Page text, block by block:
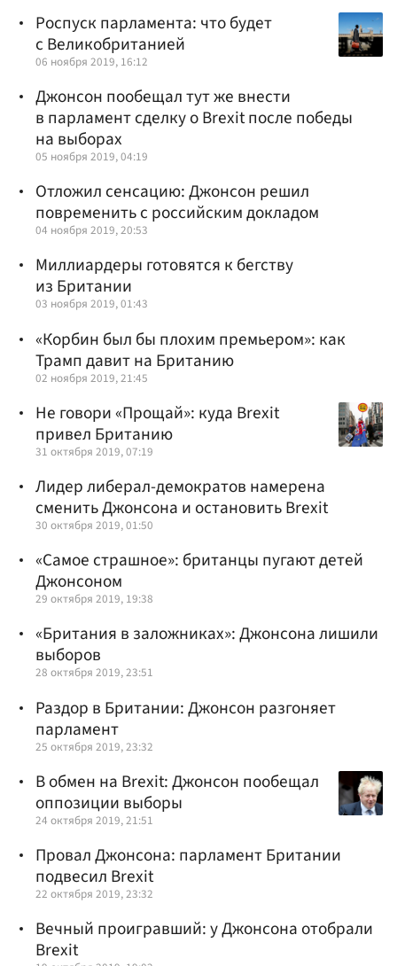
Роспуск парламента: что будет
с Великобританией
06 ноября 2019, 16:12
Джонсон пообещал тут же внести
в парламент сделку о Brexit после победы
на выборах
05 ноября 2019, 04:19
Отложил сенсацию: Джонсон решил
повременить с российским докладом
04 ноября 2019, 20:53
Миллиардеры готовятся к бегству
из Британии
03 ноября 2019, 01:43
«Корбин был бы плохим премьером»: как
Трамп давит на Британию
02 ноября 2019, 21:45
Не говори «Прощай»: куда Brexit
привел Британию
31 октября 2019, 07:19
Лидер либерал-демократов намерена
сменить Джонсона и остановить Brexit
30 октября 2019, 01:50
«Самое страшное»: британцы пугают детей
Джонсоном
29 октября 2019, 19:38
«Британия в заложниках»: Джонсона лишили
выборов
28 октября 2019, 23:51
Раздор в Британии: Джонсон разгоняет
парламент
25 октября 2019, 23:32
В обмен на Brexit: Джонсон пообещал
оппозиции выборы
24 октября 2019, 21:51
Провал Джонсона: парламент Британии
подвесил Brexit
22 октября 2019, 23:32
Вечный проигравший: у Джонсона отобрали
Brexit